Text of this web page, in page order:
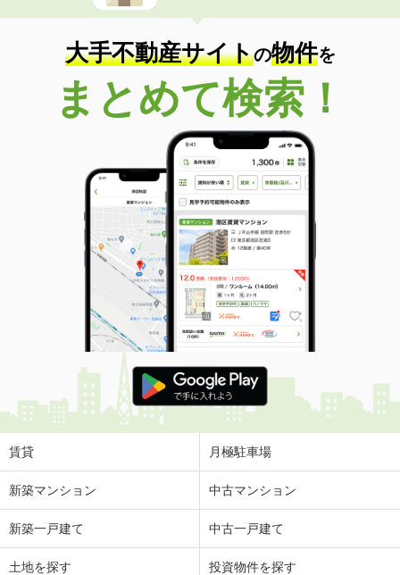
大手不動産サイトの物件を
まとめて検索！
賃貸 月極駐車場
新築マンション 中古マンション
新築一戸建て 中古一戸建て
土地を探す 投資物件を探す